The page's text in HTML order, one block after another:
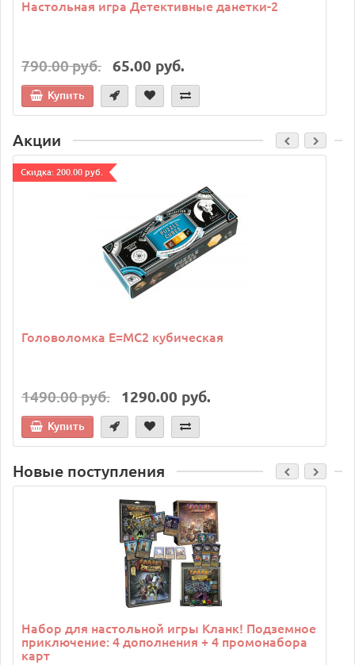
Настольная игра Детективные данетки-2
790.00 руб. 65.00 руб.
Купить
Акции
Cкидка: 200.00 руб.
Головоломка E=MC2 кубическая
1490.00 руб. 1290.00 руб.
Купить
Новые поступления
Набор для настольной игры Кланк! Подземное
приключение: 4 дополнения + 4 промонабора
карт